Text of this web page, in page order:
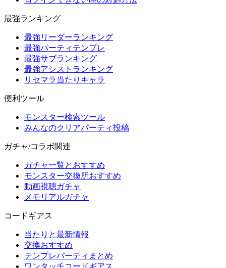
最強ランキング
最強リーダーランキング
最強パーティテンプレ
最強サブランキング
最強アシストランキング
リセマラ当たりキャラ
便利ツール
モンスター検索ツール
みんなのクリアパーティ投稿
ガチャ/コラボ関連
ガチャ一覧とおすすめ
モンスター交換所おすすめ
動画視聴ガチャ
メモリアルガチャ
コードギアス
当たりと最新情報
交換おすすめ
テンプレパーティまとめ
ワンタッチコードギアス